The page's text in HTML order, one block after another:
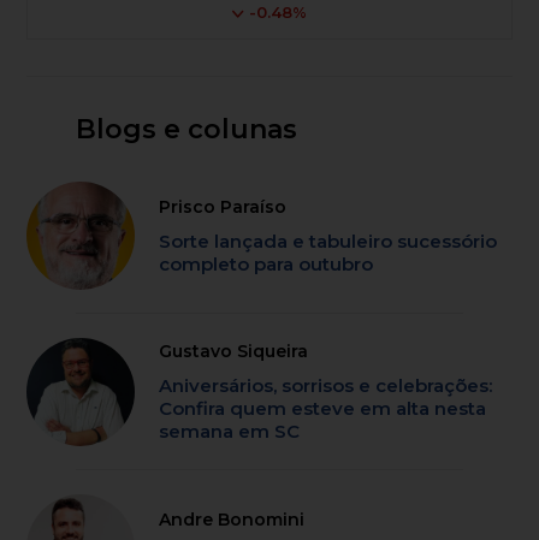
-0.48%
Blogs e colunas
Prisco Paraíso
Sorte lançada e tabuleiro sucessório
completo para outubro
Gustavo Siqueira
Aniversários, sorrisos e celebrações:
Confira quem esteve em alta nesta
semana em SC
Andre Bonomini